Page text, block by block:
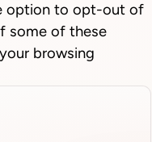
option to opt-out of
some of these
browsing